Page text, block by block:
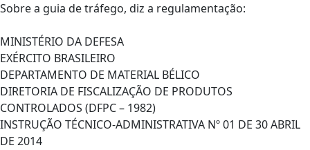
Sobre a guia de tráfego, diz a regulamentação:
MINISTÉRIO DA DEFESA
EXÉRCITO BRASILEIRO
DEPARTAMENTO DE MATERIAL BÉLICO
DIRETORIA DE FISCALIZAÇÃO DE PRODUTOS
CONTROLADOS (DFPC – 1982)
INSTRUÇÃO TÉCNICO-ADMINISTRATIVA Nº 01 DE 30 ABRIL
DE 2014